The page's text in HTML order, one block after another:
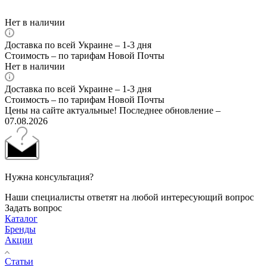
Нет в наличии
Доставка по всей Украине – 1-3 дня
Стоимость – по тарифам Новой Почты
Нет в наличии
Доставка по всей Украине – 1-3 дня
Стоимость – по тарифам Новой Почты
Цены на сайте актуальные! Последнее обновление –
07.08.2026
Нужна консультация?
Наши специалисты ответят на любой интересующий вопрос
Задать вопрос
Каталог
Бренды
Акции
Статьи